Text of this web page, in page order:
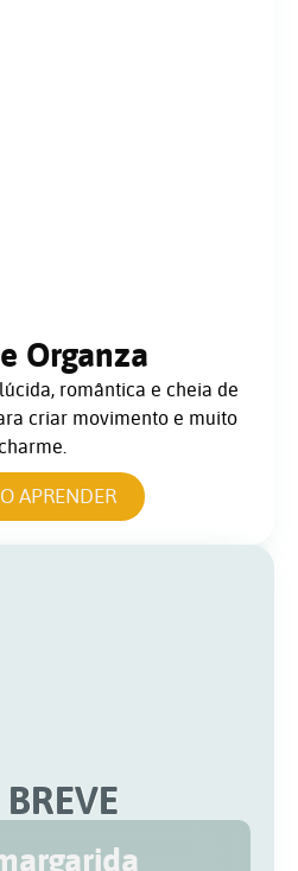
Organza
romântica e cheia de
criar movimento e muito
APRENDER